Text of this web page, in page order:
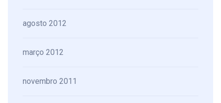
agosto 2012
março 2012
novembro 2011